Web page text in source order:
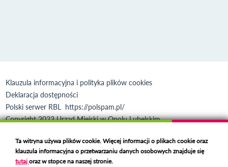
Klauzula informacyjna i polityka plików cookies
Deklaracja dostępności
Polski serwer RBL https://polspam.pl/
Copyright 2023 Urząd Miejski w Opolu Lubelskim
Ta witryna używa plików cookie. Więcej informacji o plikach cookie oraz
klauzula informacyjna o przetwarzaniu danych osobowych znajduje się
tutajoraz w stopce na naszej stronie.